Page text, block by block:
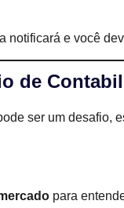
notificará e você
de
ser um desafio,
para